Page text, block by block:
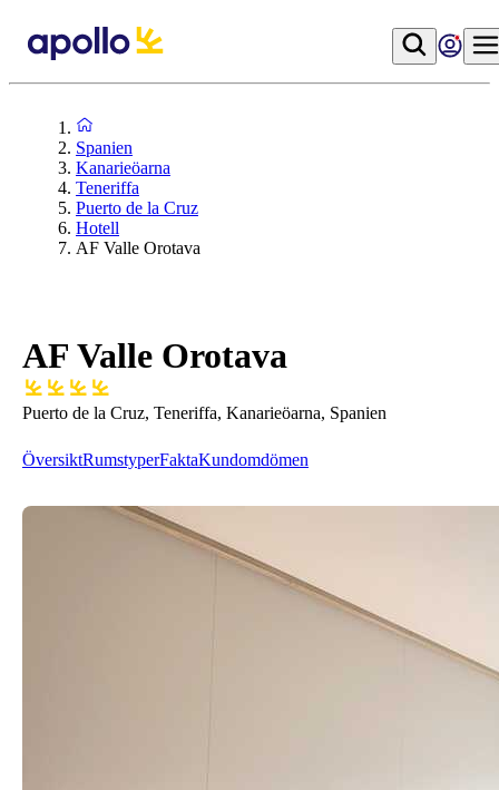
Spanien
Kanarieöarna
Teneriffa
Puerto de la Cruz
Hotell
AF Valle Orotava
AF Valle Orotava
Puerto de la Cruz, Teneriffa, Kanarieöarna, Spanien
ÖversiktRumstyperFaktaKundomdömen